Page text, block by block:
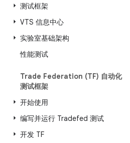
测试框架
VTS 信息中心
实验室基础架构
性能测试
Trade Federation (TF) 自动化
测试框架
开始使用
编写并运行 Tradefed 测试
开发 TF